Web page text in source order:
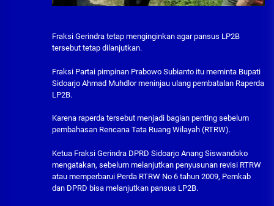
Fraksi Gerindra tetap menginginkan agar pansus LP2B
tersebut tetap dilanjutkan.
Fraksi Partai pimpinan Prabowo Subianto itu meminta Bupati
Sidoarjo Ahmad Muhdlor meninjau ulang pembatalan Raperda
LP2B.
Karena raperda tersebut menjadi bagian penting sebelum
pembahasan Rencana Tata Ruang Wilayah (RTRW).
Ketua Fraksi Gerindra DPRD Sidoarjo Anang Siswandoko
mengatakan, sebelum melanjutkan penyusunan revisi RTRW
atau memperbarui Perda RTRW No 6 tahun 2009, Pemkab
dan DPRD bisa melanjutkan pansus LP2B.